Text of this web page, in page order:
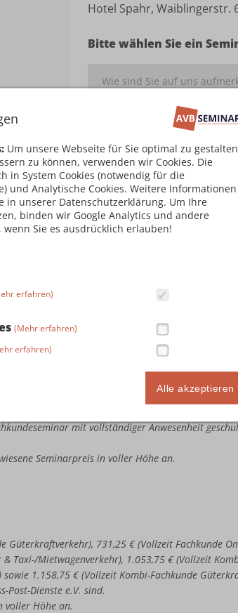
Um unsere Webseite für Sie optimal zu gestalten
zu können, verwenden wir Cookies. Die
in System Cookies (notwendig für die
und Analytische Cookies. Weitere Informationen
in unserer Datenschutzerklärung. Um Ihre
binden wir Google Analytics und andere
wenn Sie es ausdrücklich erlauben!
erfahren)
(Mehr erfahren)
erfahren)
Alle akzeptieren
Hotel Spahr, Waiblingerstr.
Bitte wählen Sie ein
damit einverstanden
Kostenpflichtig
in Höhe von 243,75 € (Vollzeit Fachkunde
Güterkraftverkehr & Taxi-/Mietwagenverkehr),
sowie 386,25 € (Vollzeit Kombi-
mit vollständiger Anwesenheit
bei der IHK vorweisen.
Höhe von 487,50 € (Vollzeit Fachkunde
Güterkraftverkehr & Taxi-/Mietwagenverkehr),
sowie 772,50 € (Vollzeit Kombi-
mit vollständiger Anwesenheit
Seminarpreis in voller Höhe an.
731,25 € (Vollzeit Fachkunde
Taxi-/Mietwagenverkehr), 1.053,75 € (Vollzeit
1.158,75 € (Vollzeit Kombi-Fachkunde
Post-Dienste e.V. sind.
voller Höhe an.